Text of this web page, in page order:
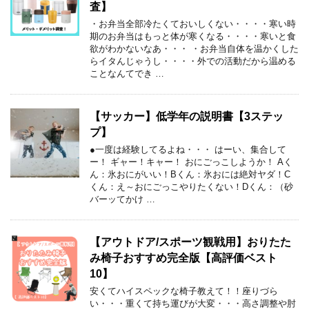
査】
・お弁当全部冷たくておいしくない・・・・寒い時
期のお弁当はもっと体が寒くなる・・・・寒いと食
欲がわかないなあ・・・ ・お弁当自体を温かくした
らイタんじゃうし・・・・外での活動だから温める
ことなんてでき …
【サッカー】低学年の説明書【3ステッ
プ】
●一度は経験してるよね・・・ はーい、集合して
ー！ ギャー！キャー！ おにごっこしようか！ Aく
ん：氷おにがいい！Bくん：氷おには絶対ヤダ！C
くん：え～おにごっこやりたくない！Dくん：（砂
バーッてかけ …
【アウトドア/スポーツ観戦用】おりたた
み椅子おすすめ完全版【高評価ベスト
10】
安くてハイスペックな椅子教えて！！座りづら
い・・・重くて持ち運びが大変・・・高さ調整や肘